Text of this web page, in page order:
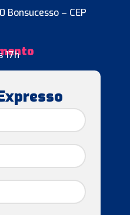
Bonsucesso – CEP
17h